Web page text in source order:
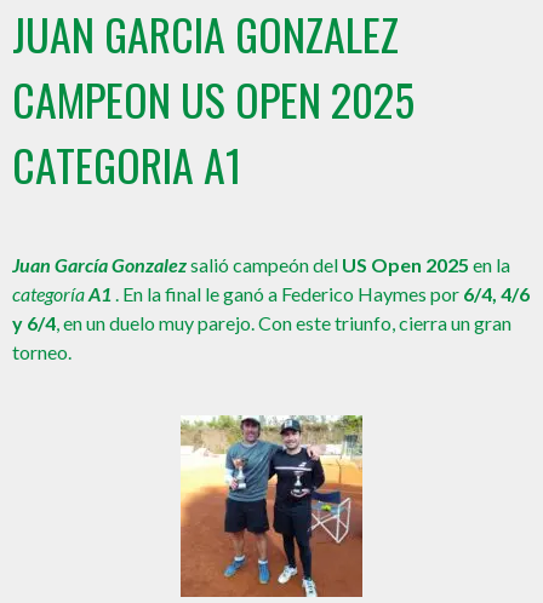
JUAN GARCIA GONZALEZ
CAMPEON US OPEN 2025
CATEGORIA A1
Juan García Gonzalezsalió campeón del US Open 2025 en la
categoríaA1 . En la final le ganó a Federico Haymes por 6/4, 4/6
y 6/4, en un duelo muy parejo. Con este triunfo, cierra un gran
torneo.